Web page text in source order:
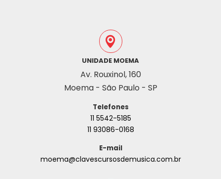
UNIDADE MOEMA
Av. Rouxinol, 160
Moema - São Paulo - SP
Telefones
11 5542-5185
11 93086-0168
E-mail
moema@clavescursosdemusica.com.br